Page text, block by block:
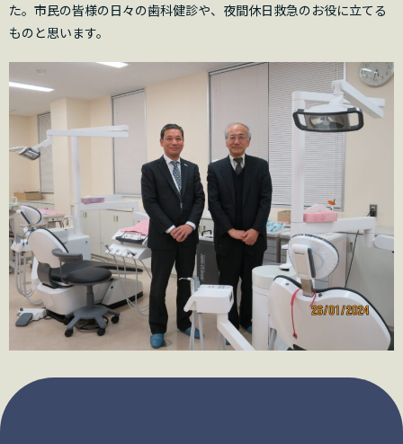
た。市民の皆様の日々の歯科健診や、夜間休日救急のお役に立てる
ものと思います。